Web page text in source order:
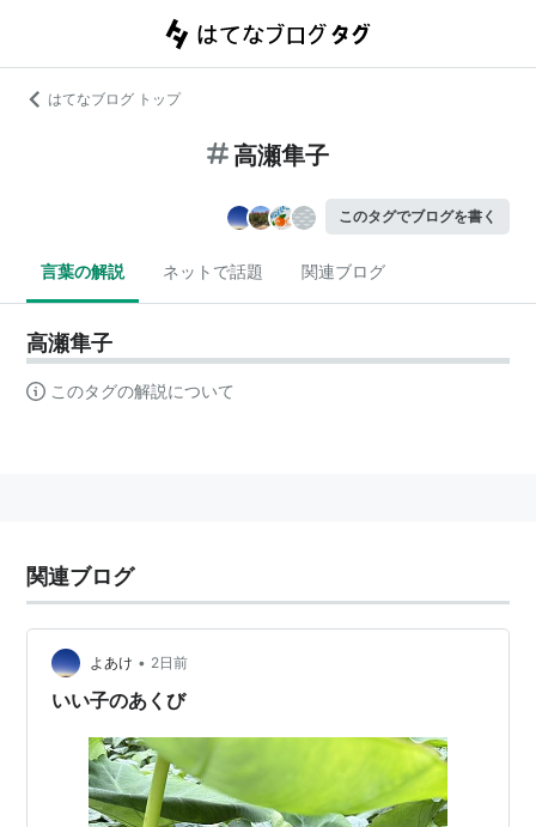
はてなブログ トップ
高瀬隼子
このタグでブログを書く
言葉の解説 ネットで話題 関連ブログ
高瀬隼子
このタグの解説について
関連ブログ
よあけ • 2日前
いい子のあくび